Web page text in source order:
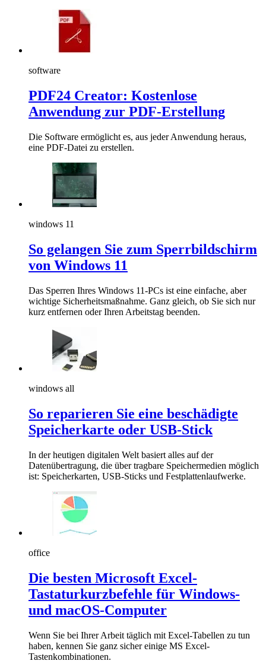
software
PDF24 Creator: Kostenlose
Anwendung zur PDF-Erstellung
Die Software ermöglicht es, aus jeder Anwendung heraus,
eine PDF-Datei zu erstellen.
windows 11
So gelangen Sie zum Sperrbildschirm
von Windows 11
Das Sperren Ihres Windows 11-PCs ist eine einfache, aber
wichtige Sicherheitsmaßnahme. Ganz gleich, ob Sie sich nur
kurz entfernen oder Ihren Arbeitstag beenden.
windows all
So reparieren Sie eine beschädigte
Speicherkarte oder USB-Stick
In der heutigen digitalen Welt basiert alles auf der
Datenübertragung, die über tragbare Speichermedien möglich
ist: Speicherkarten, USB-Sticks und Festplattenlaufwerke.
office
Die besten Microsoft Excel-
Tastaturkurzbefehle für Windows-
und macOS-Computer
Wenn Sie bei Ihrer Arbeit täglich mit Excel-Tabellen zu tun
haben, kennen Sie ganz sicher einige MS Excel-
Tastenkombinationen.